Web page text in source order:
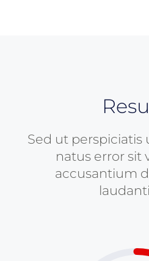
Sed ut perspiciatis
natus error sit
accusantium